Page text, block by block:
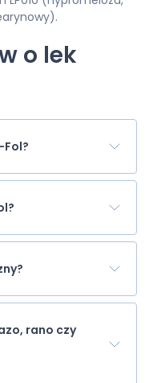
o lek
rano czy